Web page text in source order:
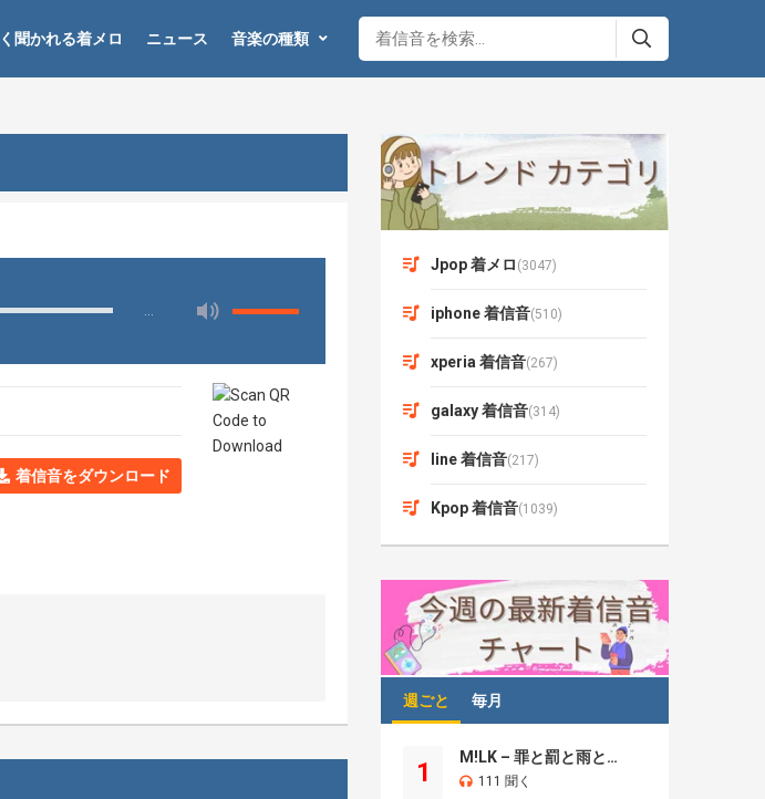
聞かれる着メロ ニュース 音楽の種類
着信音をダウンロード
Jpop 着メロ (3047)
iphone 着信音(510)
xperia 着信音(267)
galaxy 着信音(314)
line 着信音(217)
Kpop 着信音(1039)
週ごと 毎月
1
M!LK – 罪と罰と雨とキス
111 聞く